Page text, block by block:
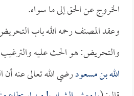
الخروج عن الحق إلى ما سواه.
وعقد المصنف رحمه الله باب
والتحريض: هو الحث عليه
الله بن مسعودرضي الله تعالى عنه